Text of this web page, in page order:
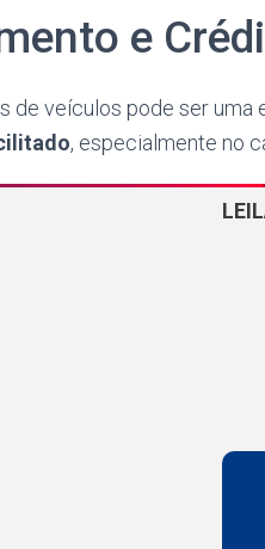
e
de veículos pode ser
, especialmente no